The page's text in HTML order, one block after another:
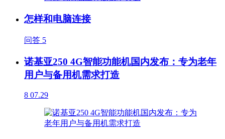
怎样和电脑连接
问答 5
诺基亚250 4G智能功能机国内发布：专为老年
用户与备用机需求打造
8 07.29